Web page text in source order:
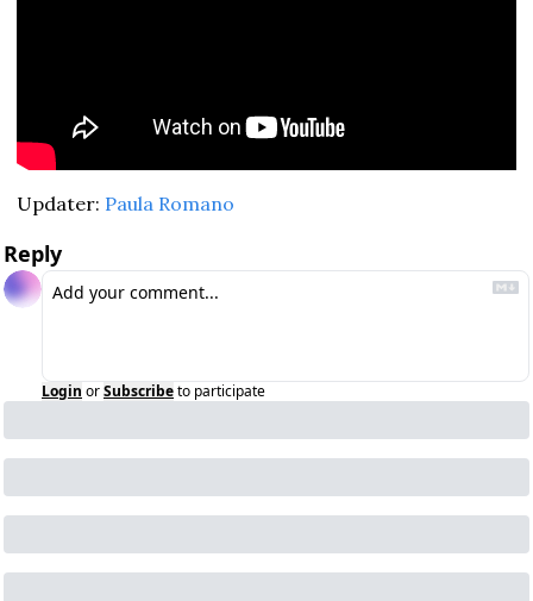
Updater: Paula Romano
Reply
Login orSubscribeto participate